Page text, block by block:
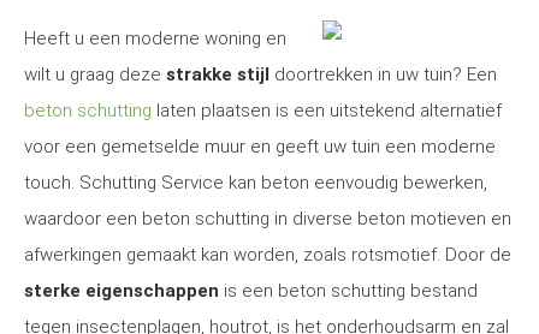
Heeft u een moderne woning en
wilt u graag deze strakke stijl doortrekken in uw tuin? Een
beton schutting laten plaatsen is een uitstekend alternatief
voor een gemetselde muur en geeft uw tuin een moderne
touch. Schutting Service kan beton eenvoudig bewerken,
waardoor een beton schutting in diverse beton motieven en
afwerkingen gemaakt kan worden, zoals rotsmotief. Door de
sterke eigenschappen is een beton schutting bestand
tegen insectenplagen, houtrot, is het onderhoudsarm en zal